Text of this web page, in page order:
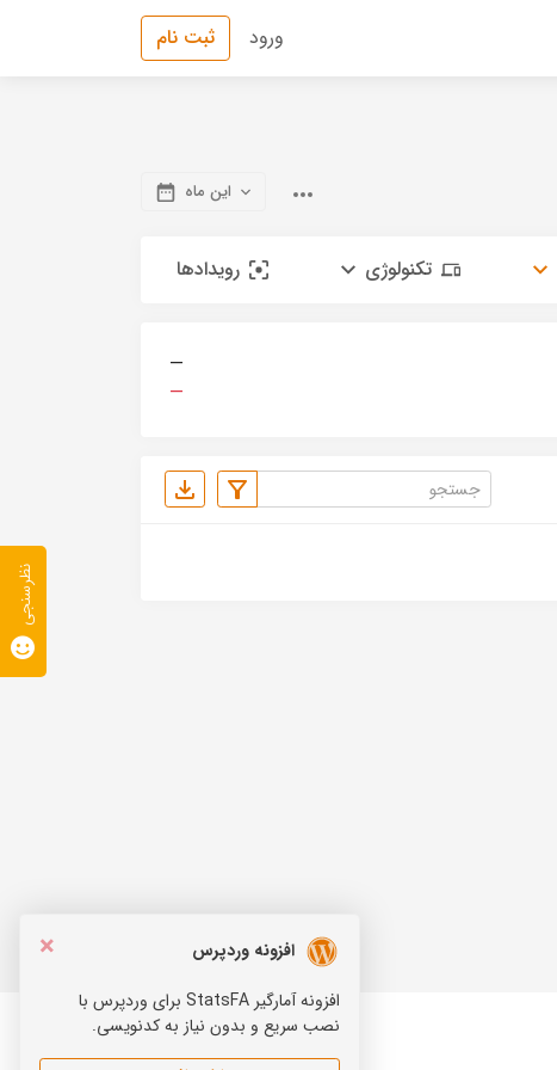
ورود ثبت نام
این ماه
تکنولوژی رویدادها
—
—
×
افزونه وردپرس
افزونه آمارگیر StatsFA برای وردپرس با
نصب سریع و بدون نیاز به کدنویسی.
نظرسنجی